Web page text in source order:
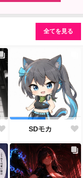
全てを見る
SDモカ